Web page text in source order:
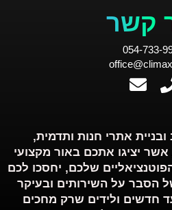
קשר
054-733-
אתרי חנות ותדמית,
אשר יציגו אתכם באור מקצועי
שלכם, יחסכו לכם
הסבר על השירותים ובעיקר
חדשים ולידים שרק מחכים